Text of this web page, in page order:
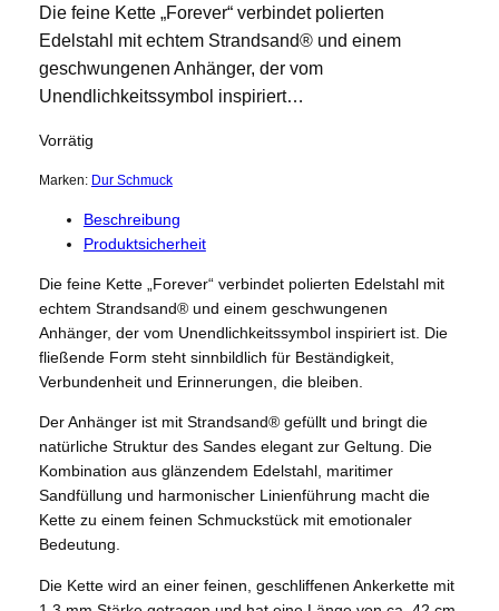
Die feine Kette „Forever“ verbindet polierten
Edelstahl mit echtem Strandsand® und einem
geschwungenen Anhänger, der vom
Unendlichkeitssymbol inspiriert…
Vorrätig
Marken: Dur Schmuck
Beschreibung
Produktsicherheit
Die feine Kette „Forever“ verbindet polierten Edelstahl mit
echtem Strandsand® und einem geschwungenen
Anhänger, der vom Unendlichkeitssymbol inspiriert ist. Die
fließende Form steht sinnbildlich für Beständigkeit,
Verbundenheit und Erinnerungen, die bleiben.
Der Anhänger ist mit Strandsand® gefüllt und bringt die
natürliche Struktur des Sandes elegant zur Geltung. Die
Kombination aus glänzendem Edelstahl, maritimer
Sandfüllung und harmonischer Linienführung macht die
Kette zu einem feinen Schmuckstück mit emotionaler
Bedeutung.
Die Kette wird an einer feinen, geschliffenen Ankerkette mit